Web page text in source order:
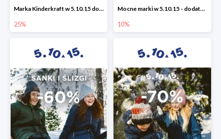
Marka Kinderkraft w 5.10.15 do -25%
25%
Mocne marki w 5.10.15 - dodatkowe -10% rabatu
10%